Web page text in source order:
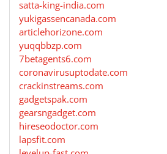
satta-king-india.com
yukigassencanada.com
articlehorizone.com
yuqqbbzp.com
7betagents6.com
coronavirusuptodate.com
crackinstreams.com
gadgetspak.com
gearsngadget.com
hireseodoctor.com
lapsfit.com